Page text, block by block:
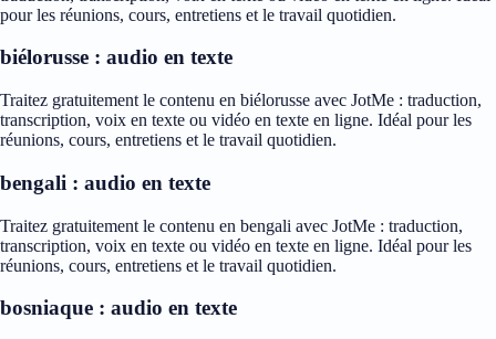
pour les réunions, cours, entretiens et le travail quotidien.
biélorusse : audio en texte
Traitez gratuitement le contenu en biélorusse avec JotMe : traduction,
transcription, voix en texte ou vidéo en texte en ligne. Idéal pour les
réunions, cours, entretiens et le travail quotidien.
bengali : audio en texte
Traitez gratuitement le contenu en bengali avec JotMe : traduction,
transcription, voix en texte ou vidéo en texte en ligne. Idéal pour les
réunions, cours, entretiens et le travail quotidien.
bosniaque : audio en texte